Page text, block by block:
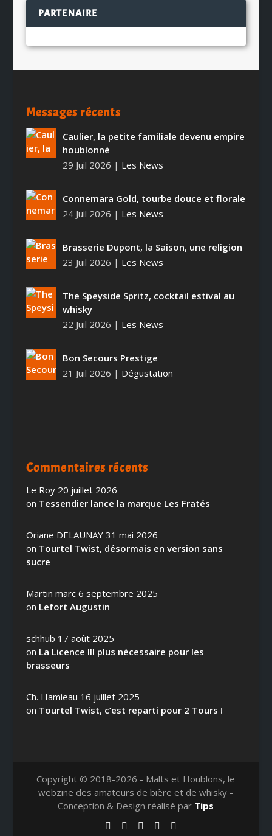
PARTENAIRE
Messages récents
Caulier, la petite familiale devenu empire
houblonné
29 Juil 2026 | Les News
Connemara Gold, tourbe douce et florale
24 Juil 2026 | Les News
Brasserie Dupont, la Saison, une religion
23 Juil 2026 | Les News
The Speyside Spritz, cocktail estival au
whisky
22 Juil 2026 | Les News
Bon Secours Prestige
21 Juil 2026 | Dégustation
Commentaires récents
Le Roy 20 juillet 2026
on Tessendier lance la marque Les Fratés
Oriane DELAUNAY 31 mai 2026
on Tourtel Twist, désormais en version sans
sucre
Martin marc 6 septembre 2025
on Lefort Augustin
schhub 17 août 2025
on La Licence III plus nécessaire pour les
brasseurs
Ch. Hamieau 16 juillet 2025
on Tourtel Twist, c’est reparti pour 2 Tours !
Copyright © 2018-2026 - Malts et Houblons, le
webzine des amateurs de bière et de whisky -
Conception & Design réalisé par Tips